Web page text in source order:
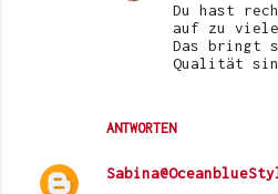
ANTWORTEN
Du hast
auf zu
Das bringt
Qualität